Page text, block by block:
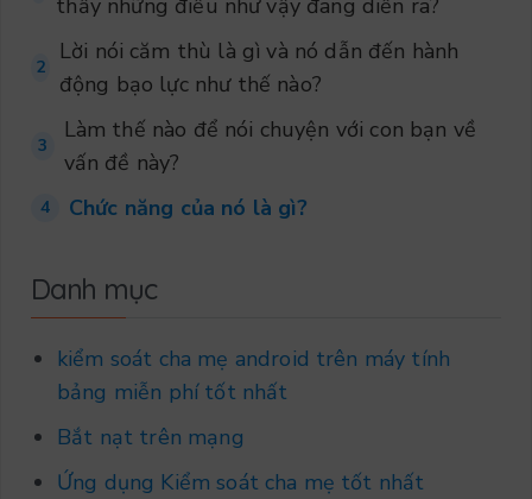
thấy những điều như vậy đang diễn ra?
2
Lời nói căm thù là gì và nó dẫn đến hành
động bạo lực như thế nào?
3
Làm thế nào để nói chuyện với con bạn về
vấn đề này?
4 Chức năng của nó là gì?
Danh mục
kiểm soát cha mẹ android trên máy tính
bảng miễn phí tốt nhất
Bắt nạt trên mạng
Ứng dụng Kiểm soát cha mẹ tốt nhất